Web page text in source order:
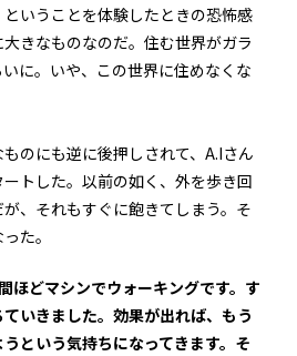
いうことを体験したときの恐怖感
きなものなのだ。住む世界がガラ
に。いや、この世界に住めなくな
のにも逆に後押しされて、A.Iさん
トした。以前の如く、外を歩き回
、それもすぐに飽きてしまう。そ
た。
ほどマシンでウォーキングです。す
いきました。効果が出れば、もう
という気持ちになってきます。そ